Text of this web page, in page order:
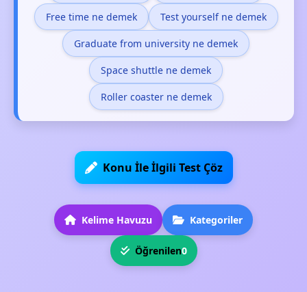
Free time ne demek Test yourself ne demek
Graduate from university ne demek
Space shuttle ne demek
Roller coaster ne demek
Konu İle İlgili Test Çöz
Kelime Havuzu Kategoriler
Öğrenilen0